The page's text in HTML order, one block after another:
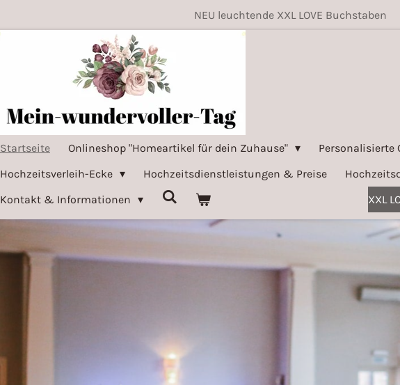
NEU leuchtende XXL LOVE Buchstaben
Startseite Onlineshop "Homeartikel für dein Zuhause"
Personalisierte
Hochzeitsverleih-Ecke
Hochzeitsdienstleistungen & Preise
Kontakt & Informationen
XXL